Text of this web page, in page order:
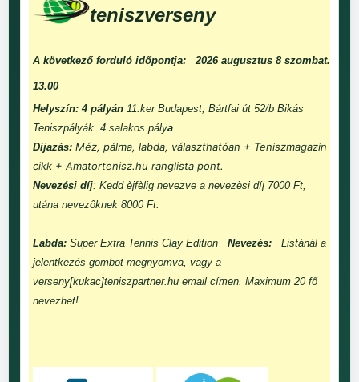
teniszverseny
A következő forduló időpontja: 2026 augusztus 8 szombat.
13.00
Helyszín: 4 pályán 11.ker Budapest, Bártfai út 52/b Bikás
Teniszpályák. 4 salakos pálya
Díjazás: Méz, pálma, labda, választhatóan + Teniszmagazin
cikk + Amatortenisz.hu ranglista pont.
Nevezési díj: Kedd èjfèlig nevezve a nevezèsi díj 7000 Ft,
utána nevezôknek 8000 Ft.
Labda: Super Extra Tennis Clay Edition Nevezés:
Listánál a
jelentkezés gombot megnyomva, vagy a
verseny[kukac]teniszpartner.hu email címen. Maximum 20 fő
nevezhet!